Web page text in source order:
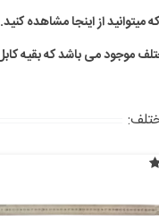
از اینجا مشاهده کنید.